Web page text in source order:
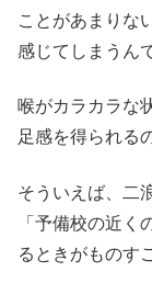
ことがあまりな
感じてしまうん
喉がカラカラな
足感を得られる
そういえば、二
「予備校の近く
るときがものす